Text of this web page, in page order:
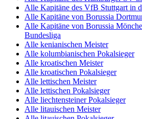
Alle Kapitäne des VfB Stuttgart in
Alle Kapitäne von Borussia
Alle Kapitäne von Borussia
Bundesliga
Alle kenianischen Meister
Alle kolumbianischen Pokalsieger
Alle kroatischen Meister
Alle kroatischen Pokalsieger
Alle lettischen Meister
Alle lettischen Pokalsieger
Alle liechtensteiner Pokalsieger
Alle litauischen Meister